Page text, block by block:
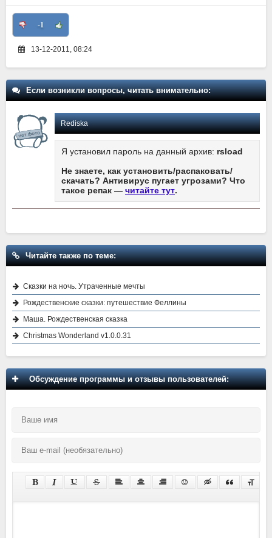
-1
13-12-2011, 08:24
Если возникли вопросы, читать внимательно:
Rediska
Я установил пароль на данный архив: rsload
Не знаете, как установить/распаковать/
скачать? Антивирус пугает угрозами? Что
такое репак — читайте тут.
Читайте также по теме:
Сказки на ночь. Утраченные мечты
Рождественские сказки: путешествие Феллины
Маша. Рождественская сказка
Christmas Wonderland v1.0.0.31
Обсуждение программы и отзывы пользователей: